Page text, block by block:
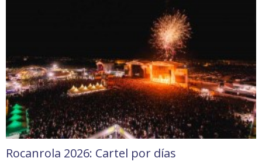
Rocanrola 2026: Cartel por días